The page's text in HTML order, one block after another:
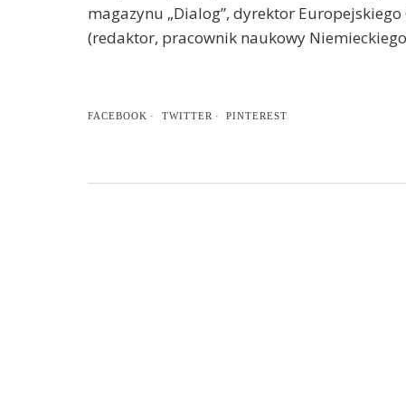
magazynu „Dialog”, dyrektor
(redaktor, pracownik naukowy
FACEBOOK TWITTER PINTEREST